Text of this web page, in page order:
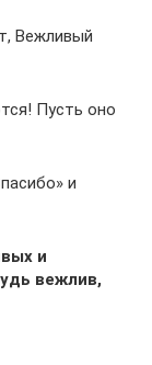
Вежливый
Пусть оно
и
и
вежлив,